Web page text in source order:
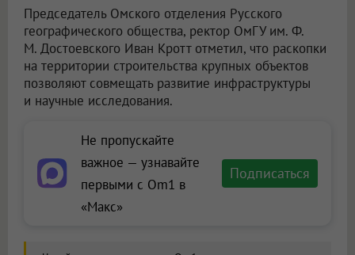
Председатель Омского отделения Русского
географического общества, ректор ОмГУ им. Ф.
М. Достоевского Иван Кротт отметил, что раскопки
на территории строительства крупных объектов
позволяют совмещать развитие инфраструктуры
и научные исследования.
Не пропускайте
важное — узнавайте
первыми с Om1 в
«Макс»
Подписаться